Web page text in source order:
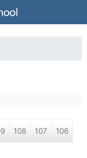
108 107 106